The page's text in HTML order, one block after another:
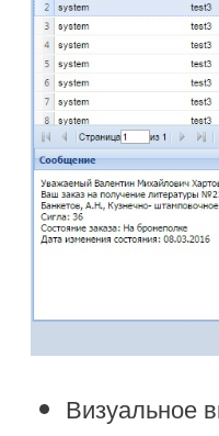
Визуальное